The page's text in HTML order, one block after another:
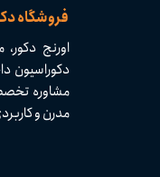
​​فروشگاه
اورنج
مشاوره
مدرن و